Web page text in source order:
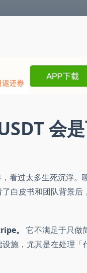
会
看过太多生死沉浮。
白皮书和团队背景后
。
它不满足于只做
施，尤其是在处理「